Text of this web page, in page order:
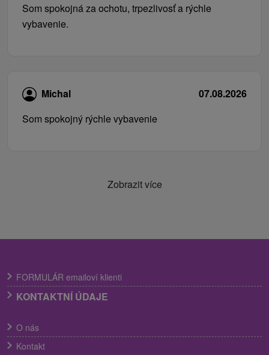
Som spokojná za ochotu, trpezlivosť a rýchle
vybavenie.
Michal
07.08.2026
Som spokojný rýchle vybavenie
Zobrazit více
FORMULÁR emailoví klienti
KONTAKTNÍ ÚDAJE
O nás
Kontakt